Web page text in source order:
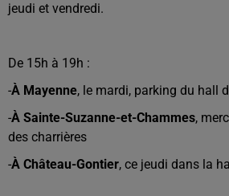
jeudi et vendredi.
De 15h à 19h :
-À Mayenne, le mardi, parking du hall
-À Sainte-Suzanne-et-Chammes,
des charrières
-À Château-Gontier, ce jeudi dans la